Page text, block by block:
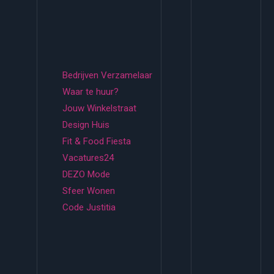
Bedrijven Verzamelaar
Waar te huur?
Jouw Winkelstraat
Design Huis
Fit & Food Fiesta
Vacatures24
DEZO Mode
Sfeer Wonen
Code Justitia